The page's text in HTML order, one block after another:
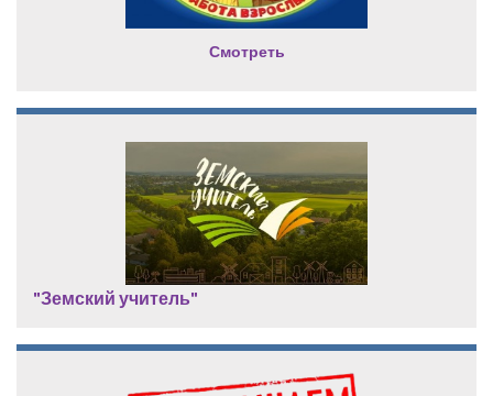
Смотреть
"Земский учитель"